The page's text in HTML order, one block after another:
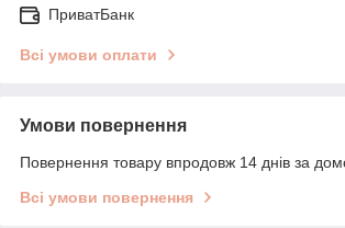
ПриватБанк
Всі умови оплати
Умови повернення
Повернення товару впродовж 14 днів за
Всі умови повернення